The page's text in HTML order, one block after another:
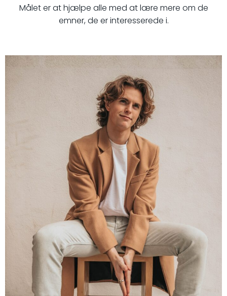
Målet er at hjælpe alle med at lære mere om de
emner, de er interesserede i.